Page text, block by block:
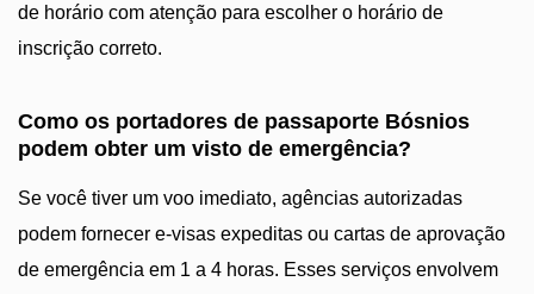
de horário com atenção para escolher o horário de
inscrição correto.
Como os portadores de passaporte Bósnios
podem obter um visto de emergência?
Se você tiver um voo imediato, agências autorizadas
podem fornecer e-visas expeditas ou cartas de aprovação
de emergência em 1 a 4 horas. Esses serviços envolvem